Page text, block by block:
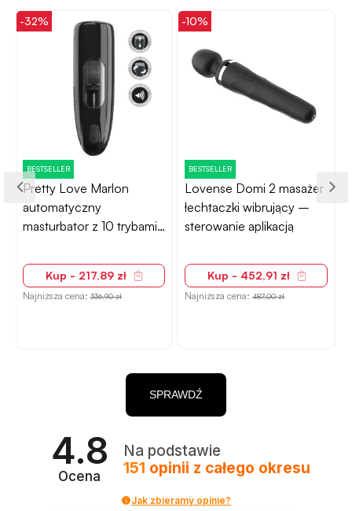
4.8
Ocena
Na podstawie
151 opinii z całego okresu
Jak zbieramy opinie?
SPRAWDŹ
-32%
BESTSELLER
Pretty Love Marlon
automatyczny
masturbator z 10 trybami
Kup - 217,89 zł
Najniższa cena:336,90 zł
-10%
BESTSELLER
Lovense Domi 2 masażer
łechtaczki wibrujący –
sterowanie aplikacją
Kup - 452,91 zł
Najniższa cena:487,00 zł